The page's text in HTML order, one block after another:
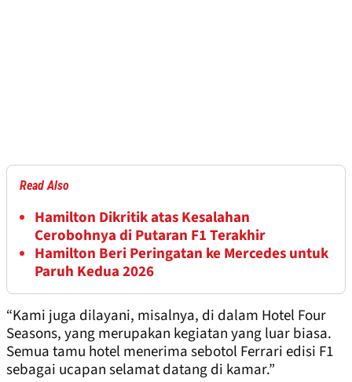
Read Also
Hamilton Dikritik atas Kesalahan
Cerobohnya di Putaran F1 Terakhir
Hamilton Beri Peringatan ke Mercedes untuk
Paruh Kedua 2026
“Kami juga dilayani, misalnya, di dalam Hotel Four
Seasons, yang merupakan kegiatan yang luar biasa.
Semua tamu hotel menerima sebotol Ferrari edisi F1
sebagai ucapan selamat datang di kamar.”